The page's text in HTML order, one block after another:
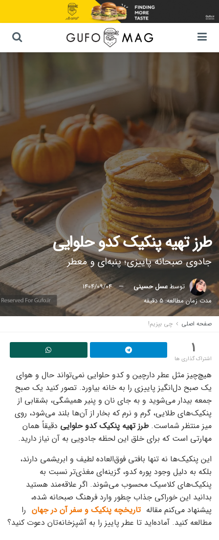
طرز تهیه پنکیک کدو حلوایی
جادوی صبحانه پاییزی؛ پنبه‌ای و معطر
توسطعسل حسینی
1404/09/04
مدت زمان مطالعه: 5 دقیقه
صفحه اصلی چی بپزیم!
1
اشتراک گذاری ها
هیچ‌چیز مثل عطر دارچین و کدو حلوایی نمی‌تواند حال و هوای
یک صبح دل‌انگیز پاییزی را به خانه بیاورد. تصور کنید یک صبح
جمعه بیدار می‌شوید و به جای نان و پنیر همیشگی، بشقابی از
پنکیک‌های طلایی، گرم و نرم که بخار از آن‌ها بلند می‌شود، روی
میز منتظر شماست.طرز تهیه پنکیک کدو حلوایی دقیقاً همان
مهارتی است که برای خلق این لحظه جادویی به آن نیاز دارید.
این پنکیک‌ها نه تنها بافتی فوق‌العاده لطیف و ابریشمی دارند،
بلکه به دلیل وجود پوره کدو، گزینه‌ای مغذی‌تر نسبت به
پنکیک‌های کلاسیک محسوب می‌شوند. اگر علاقه‌مند هستید
بدانید این خوراکی جذاب چطور وارد فرهنگ صبحانه شده،
پیشنهاد می‌کنم مقاله تاریخچه پنکیک و سفر آن در جهان را
مطالعه کنید. آماده‌اید تا عطر پاییز را به آشپزخانه‌تان دعوت کنید؟